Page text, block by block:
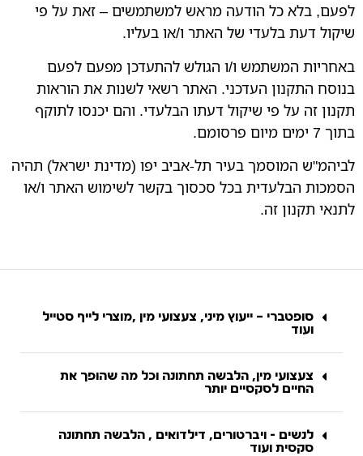
לפעם, בלא כל הודעה מראש למשתמשים – זאת על פי
שיקול דעת בלעדי של האתר ו/או בעליו.
באחריות המשתמש ו/ו הגולש להתעדכן מפעם לפעם
בנוסח התקנון העדכני. האתר רשאי לשנות את הוראות
תקנון זה על פי שיקול דעתו הבלעדי. והם יכנסו לתוקף
בתוך 7 ימים מיום פרסומם.
לביהמ"ש המוסמך בעיר תל-אביב יפו (מדינת ישראל) תהיה
הסמכות הבלעדית בכל סכסוך בקשר לשימוש האתר ו/או
לתנאי תקנון זה.
סופטברי – ייעוץ מיני, צעצועי מין ,מוצרי לייף סטייל
ועוד
צעצועי מין, הלבשה תחתונה וכל מה שהופך את
החיים לסקסיים יותר
לנשים - ויברטורים, דילדואים , הלבשה תחתונה
סקסית ועוד